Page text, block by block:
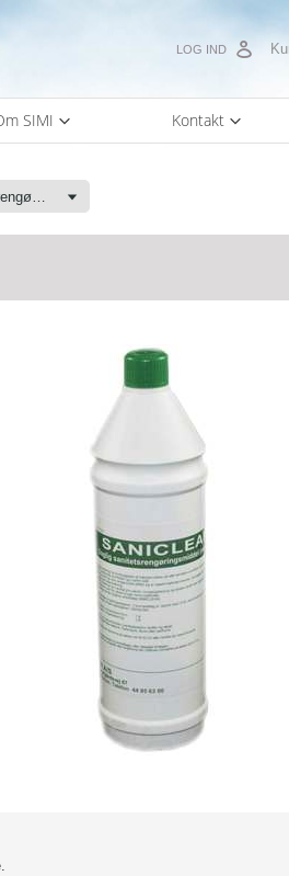
LOG IND
SIMI Kontakt
Sanitetsrengøring